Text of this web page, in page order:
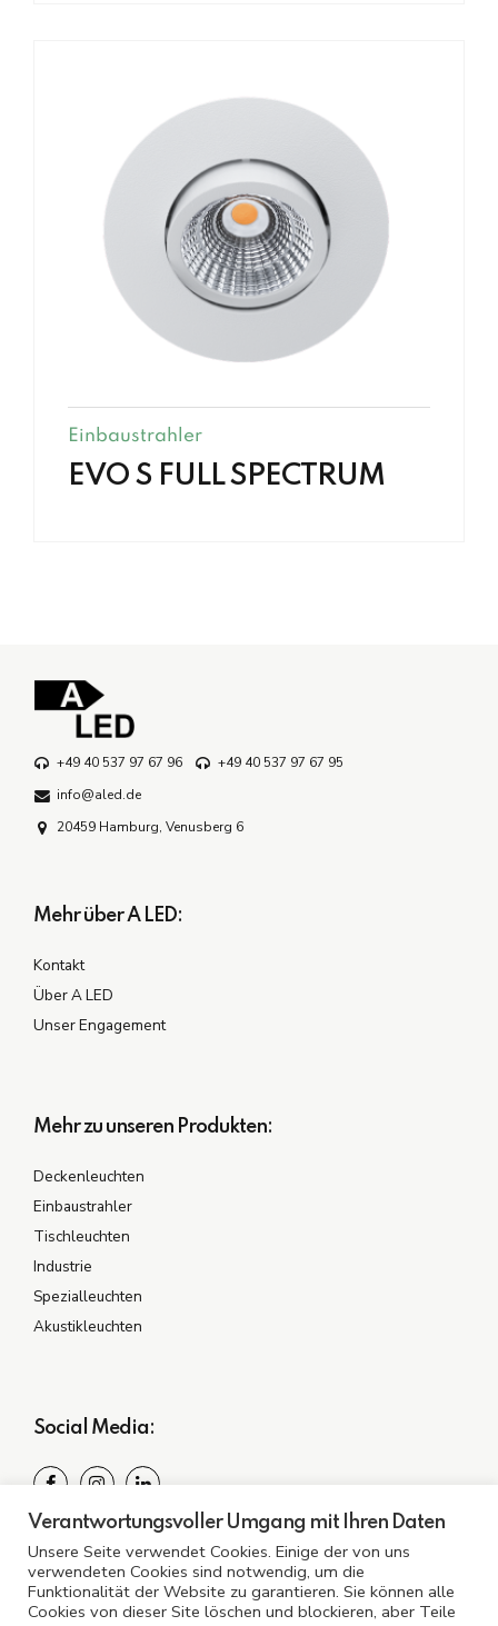
Einbaustrahler
EVO S FULL SPECTRUM
+49 40 537 97 67 96
+49 40 537 97 67 95
info@aled.de
20459 Hamburg, Venusberg 6
Mehr über A LED:
Kontakt
Über A LED
Unser Engagement
Mehr zu unseren Produkten:
Deckenleuchten
Einbaustrahler
Tischleuchten
Industrie
Spezialleuchten
Akustikleuchten
Social Media:
Spezialisiert auf Ihre Bedürfnisse: Entdecken Sie
Beleuchtung, die überzeugt.
Verantwortungsvoller Umgang mit Ihren Daten
Unsere Seite verwendet Cookies. Einige der von uns
verwendeten Cookies sind notwendig, um die
Funktionalität der Website zu garantieren. Sie können alle
Cookies von dieser Site löschen und blockieren, aber Teile